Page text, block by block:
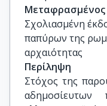
Φιλοσοφική
Μεταφρασμένος
Σχολιασμένη
παπύρων της
αρχαιότητας
Περίληψη
Στόχος της
αδημοσίευτων